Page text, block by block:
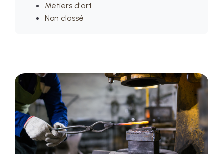
Métiers d'art
Non classé